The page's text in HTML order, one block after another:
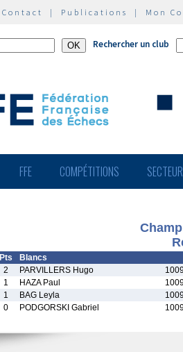
Contact | Publications | Mon
Rechercher un club
FFE COMPÉTITIONS
Pts
Blancs
2 PARVILLERS Hugo
1 HAZA Paul
1 BAG Leyla
0 PODGORSKI Gabriel